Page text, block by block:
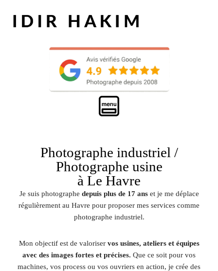
Photographe industriel /
Photographe usine
à Le Havre
Je suis photographe depuis plus de 17 anset je me déplace
régulièrement au Havre pour proposer mes services comme
photographe industriel.
Mon objectif est de valoriser vos usines, ateliers et équipes
avec des images fortes et précises. Que ce soit pour vos
machines, vos process ou vos ouvriers en action, je crée des